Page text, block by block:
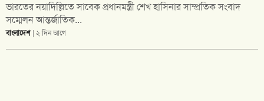
ভারতের নয়াদিল্লিতে সাবেক প্রধানমন্ত্রী শেখ হাসিনার সাম্প্রতিক সংবাদ
সম্মেলন আন্তর্জাতিক...
বাংলাদেশ| ২ দিন আগে